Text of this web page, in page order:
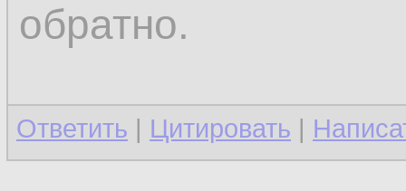
обратно.
Ответить | Цитировать |